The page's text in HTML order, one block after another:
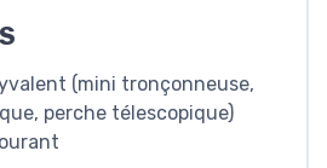
(mini tronçonneuse,
perche télescopique)